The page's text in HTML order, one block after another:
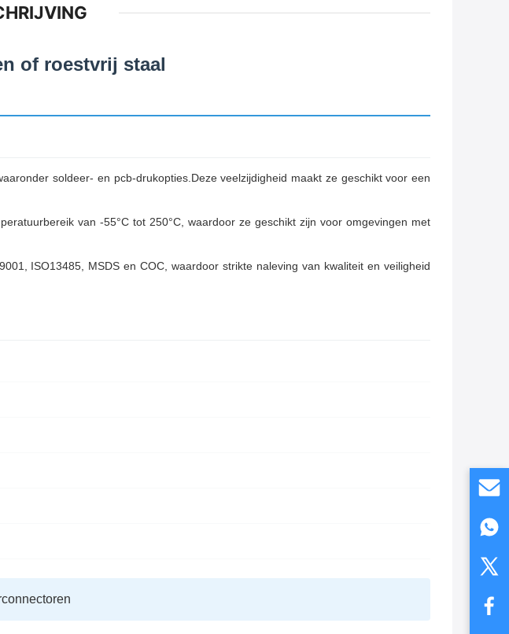
of roestvrij staal
soldeer- en pcb-drukopties.Deze veelzijdigheid maakt ze geschikt voor een
van -55°C tot 250°C, waardoor ze geschikt zijn voor omgevingen met
ISO13485, MSDS en COC, waardoor strikte naleving van kwaliteit en veiligheid